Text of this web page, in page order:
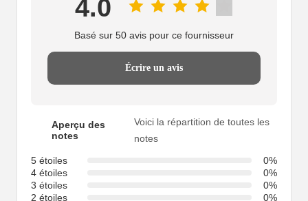
4.0
Basé sur 50 avis pour ce fournisseur
Écrire un avis
Aperçu des
notes
Voici la répartition de toutes les
notes
5 étoiles
0%
4 étoiles
0%
3 étoiles
0%
2 étoiles
0%